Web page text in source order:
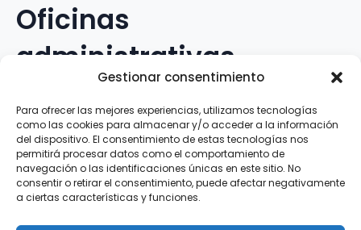
Gestionar consentimiento
Para ofrecer las mejores experiencias, utilizamos tecnologías
como las cookies para almacenar y/o acceder a la información
del dispositivo. El consentimiento de estas tecnologías nos
permitirá procesar datos como el comportamiento de
navegación o las identificaciones únicas en este sitio. No
consentir o retirar el consentimiento, puede afectar negativamente
a ciertas características y funciones.
Oficinas
administrativas
Avenida Galileo Galilei, 12
15.008 · A Coruña · España
Teléfono:881.069.303
WhatsApp:616.897.466